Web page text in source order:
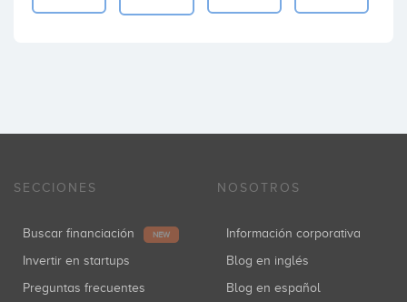
SECCIONES
Buscar financiación NEW
Invertir en startups
Preguntas frecuentes
NOSOTROS
Información corporativa
Blog en inglés
Blog en español